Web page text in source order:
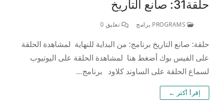
حلقة31: صانع التاريخ
تعليق 0
حلقة: صانع التاريخ برنامج: من البداية للنهاية لمشاهدة الحلقة
على الفيس بوك أضغط هنا لمشاهدة الحلقة على اليوتيوب
لسماع الحلقة على الساوند كلاود برنامج…
إقرأ أكثر ←